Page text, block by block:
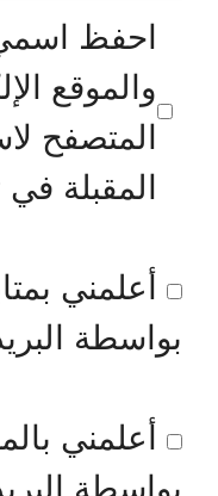
احفظ اسمي،
والموقع
المتصفح
المقبلة في
أعلمني
بواسطة
أعلمني
بواسطة